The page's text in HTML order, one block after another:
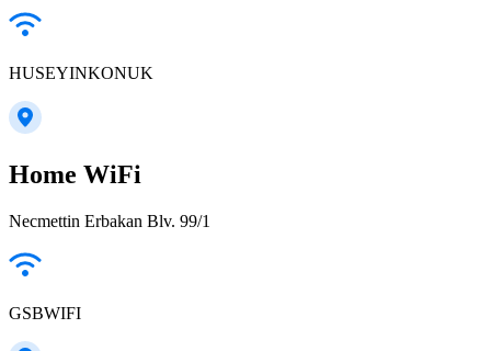
HUSEYINKONUK
Home WiFi
Necmettin Erbakan Blv. 99/1
GSBWIFI